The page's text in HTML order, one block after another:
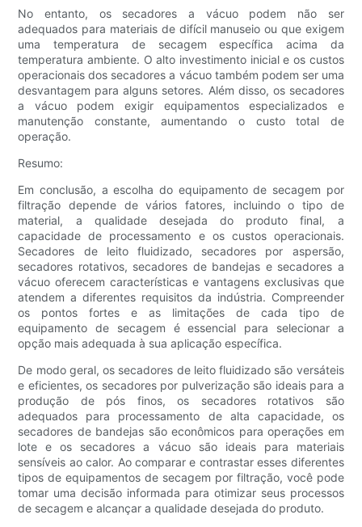
No entanto, os secadores a vácuo podem não ser
adequados para materiais de difícil manuseio ou que exigem
uma temperatura de secagem específica acima da
temperatura ambiente. O alto investimento inicial e os custos
operacionais dos secadores a vácuo também podem ser uma
desvantagem para alguns setores. Além disso, os secadores
a vácuo podem exigir equipamentos especializados e
manutenção constante, aumentando o custo total de
operação.
Resumo:
Em conclusão, a escolha do equipamento de secagem por
filtração depende de vários fatores, incluindo o tipo de
material, a qualidade desejada do produto final, a
capacidade de processamento e os custos operacionais.
Secadores de leito fluidizado, secadores por aspersão,
secadores rotativos, secadores de bandejas e secadores a
vácuo oferecem características e vantagens exclusivas que
atendem a diferentes requisitos da indústria. Compreender
os pontos fortes e as limitações de cada tipo de
equipamento de secagem é essencial para selecionar a
opção mais adequada à sua aplicação específica.
De modo geral, os secadores de leito fluidizado são versáteis
e eficientes, os secadores por pulverização são ideais para a
produção de pós finos, os secadores rotativos são
adequados para processamento de alta capacidade, os
secadores de bandejas são econômicos para operações em
lote e os secadores a vácuo são ideais para materiais
sensíveis ao calor. Ao comparar e contrastar esses diferentes
tipos de equipamentos de secagem por filtração, você pode
tomar uma decisão informada para otimizar seus processos
de secagem e alcançar a qualidade desejada do produto.